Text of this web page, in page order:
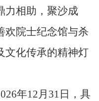
力相助，聚沙成
欢院士纪念馆与杀
文化传承的精神灯
年12月 31 日，具